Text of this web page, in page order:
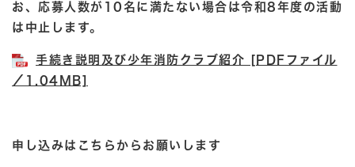
お、応募人数が10名に満たない場合は令和8年度の活動
は中止します。
手続き説明及び少年消防クラブ紹介 [PDFファイル
／1.04MB]
申し込みはこちらからお願いします